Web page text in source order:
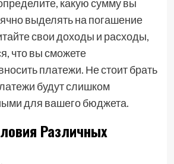
какую сумму вы
выделять на погашение
свои доходы и расходы,
что вы сможете
платежи. Не стоит брать
будут слишком
для вашего бюджета.
Различных